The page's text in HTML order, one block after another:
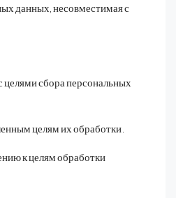
данных, несовместимая с
целями сбора персональных
целям их обработки.
к целям обработки